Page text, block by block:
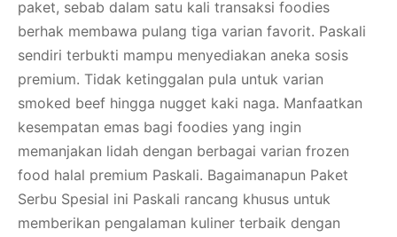
paket, sebab dalam satu kali transaksi foodies
berhak membawa pulang tiga varian favorit. Paskali
sendiri terbukti mampu menyediakan aneka sosis
premium. Tidak ketinggalan pula untuk varian
smoked beef hingga nugget kaki naga. Manfaatkan
kesempatan emas bagi foodies yang ingin
memanjakan lidah dengan berbagai varian frozen
food halal premium Paskali. Bagaimanapun Paket
Serbu Spesial ini Paskali rancang khusus untuk
memberikan pengalaman kuliner terbaik dengan